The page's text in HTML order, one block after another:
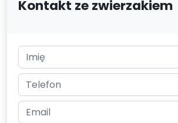
Kontakt ze zwierzakiem